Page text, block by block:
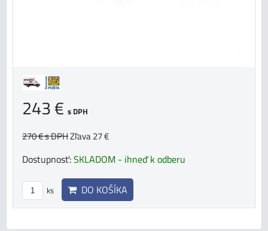
243 € s DPH
270 €s DPHZľava 27 €
Dostupnosť:SKLADOM - ihneď k odberu
ks DO KOŠÍKA